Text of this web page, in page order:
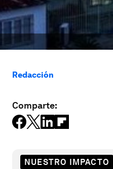
Redacción
Comparte:
NUESTRO IMPACTO